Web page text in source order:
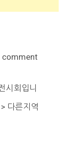
comment
시회입니
다른지역